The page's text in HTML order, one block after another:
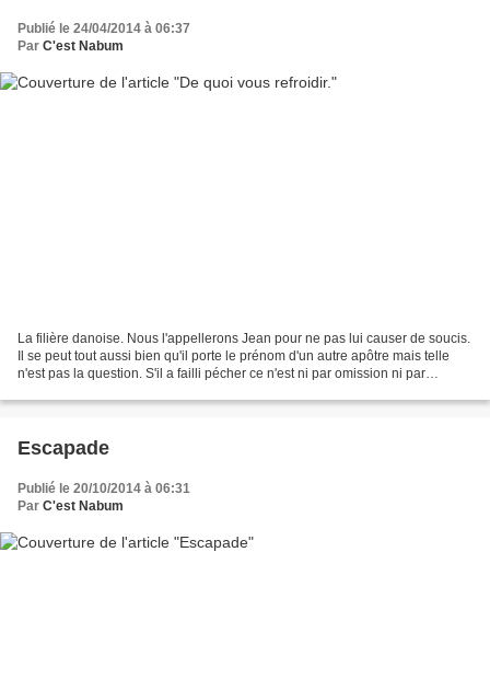
Publié le 24/04/2014 à 06:37
Par C'est Nabum
La filière danoise. Nous l'appellerons Jean pour ne pas lui causer de soucis.
Il se peut tout aussi bien qu'il porte le prénom d'un autre apôtre mais telle
n'est pas la question. S'il a failli pécher ce n'est ni par omission ni par
Escapade
Publié le 20/10/2014 à 06:31
Par C'est Nabum